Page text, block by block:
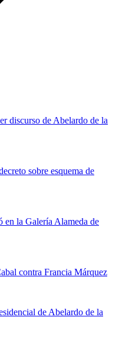
discurso de Abelardo de la
sobre esquema de
en la Galería Alameda de
contra Francia Márquez
de Abelardo de la